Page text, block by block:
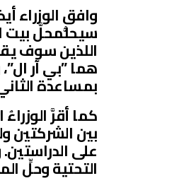
وافق الوزراء
سيحلُّمحلَّ بيت
اللذين سوف
هما ”بي آر
بمساعدة
كما أقرَّ
بين الشركتين
على
التحتية وحلِّ